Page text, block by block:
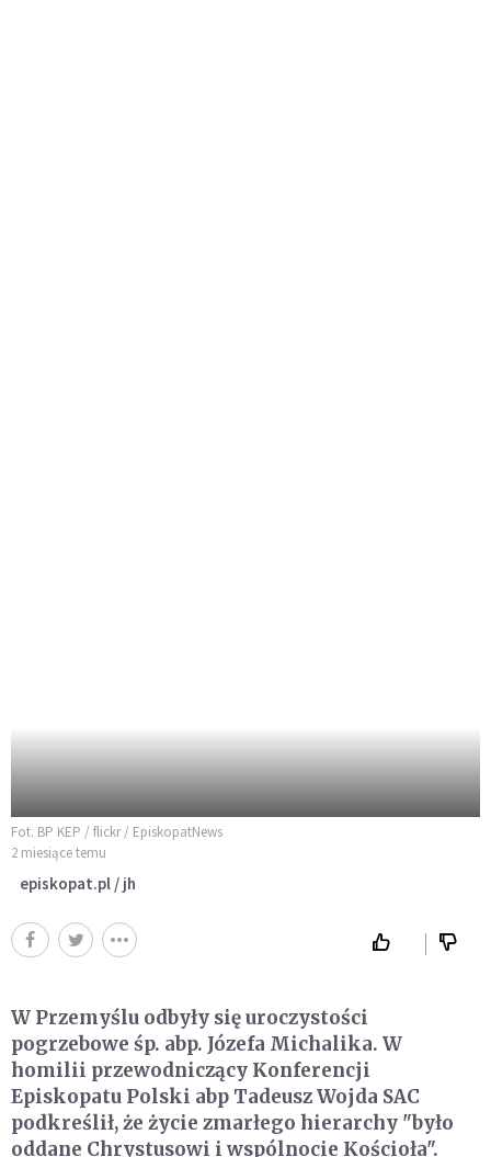
Fot. BP KEP / flickr / EpiskopatNews
2 miesiące temu
episkopat.pl / jh
W Przemyślu odbyły się uroczystości
pogrzebowe śp. abp. Józefa Michalika. W
homilii przewodniczący Konferencji
Episkopatu Polski abp Tadeusz Wojda SAC
podkreślił, że życie zmarłego hierarchy "było
oddane Chrystusowi i wspólnocie Kościoła".